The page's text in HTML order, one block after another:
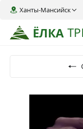
ЁЛКА
Ханты-Мансийск